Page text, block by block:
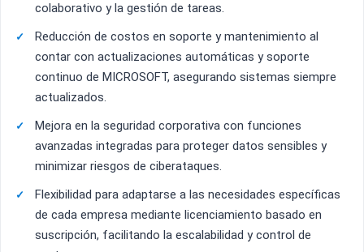
colaborativo y la gestión de tareas.
Reducción de costos en soporte y mantenimiento al
contar con actualizaciones automáticas y soporte
continuo de MICROSOFT, asegurando sistemas siempre
actualizados.
Mejora en la seguridad corporativa con funciones
avanzadas integradas para proteger datos sensibles y
minimizar riesgos de ciberataques.
Flexibilidad para adaptarse a las necesidades específicas
de cada empresa mediante licenciamiento basado en
suscripción, facilitando la escalabilidad y control de